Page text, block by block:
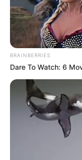
BRAINBERRIES
Dare To Watch: 6